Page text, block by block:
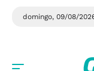
domingo, 09/08/